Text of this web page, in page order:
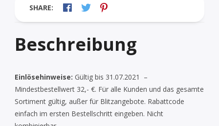
SHARE:
Beschreibung
Einlösehinweise: Gültig bis 31.07.2021 –
Mindestbestellwert 32,- €. Für alle Kunden und das gesamte
Sortiment gültig, außer für Blitzangebote. Rabattcode
einfach im ersten Bestellschritt eingeben. Nicht